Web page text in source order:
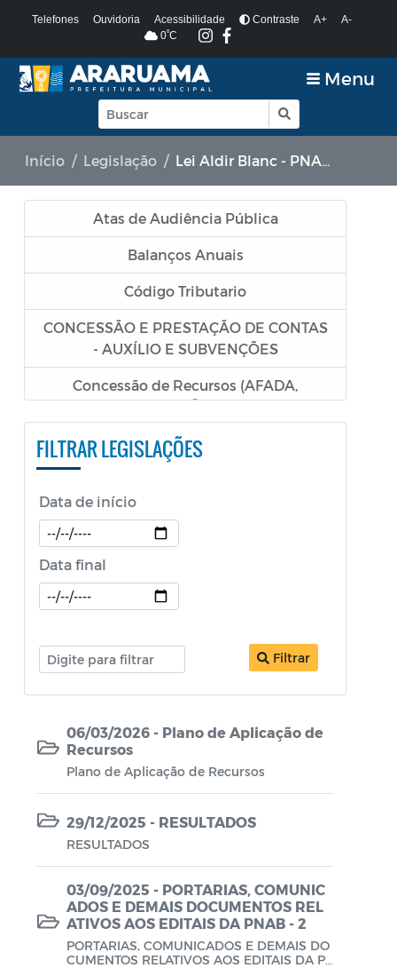
Telefones Ouvidoria Acessibilidade Contraste A+
A-
0ºC
Menu
Início Legislação Lei Aldir Blanc - PNAB 2
Atas de Audiência Pública
Balanços Anuais
Código Tributario
CONCESSÃO E PRESTAÇÃO DE CONTAS
- AUXÍLIO E SUBVENÇÕES
Concessão de Recursos (AFADA,
PESTALOZZI e SÃO BENEDITO)
Constituição Federal
Decretos SEPOL
Decretos Sobre o Coronavírus COVID-19
Legislação ISS
Legislação Tributária - IPTU
Lei Aldir Blanc
Lei Aldir Blanc - PNAB 2
Lei Aldir Blanc - EDITAL EMERGENCIAL
DE PROJETOS CULTURAIS
Lei Aldir Blanc - SUBSÍDIO
EMERGENCIAL DA CULTURA
Lei Complementar
FILTRAR LEGISLAÇÕES
Data de início
Data final
Filtrar
06/03/2026 - Plano de Aplicação de
Recursos
Plano de Aplicação de Recursos
29/12/2025 - RESULTADOS
RESULTADOS
03/09/2025 - PORTARIAS, COMUNIC
ADOS E DEMAIS DOCUMENTOS REL
ATIVOS AOS EDITAIS DA PNAB - 2
PORTARIAS, COMUNICADOS E DEMAIS DO
CUMENTOS RELATIVOS AOS EDITAIS DA P